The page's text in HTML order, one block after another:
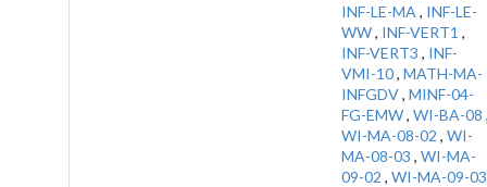
INF-LE-MA , INF-LE-
WW, INF-VERT1 ,
INF-VERT3 , INF-
VMI-10, MATH-MA-
INFGDV, MINF-04-
FG-EMW, WI-BA-08
WI-MA-08-02 , WI-
MA-08-03 , WI-MA-
09-02 , WI-MA-09-03